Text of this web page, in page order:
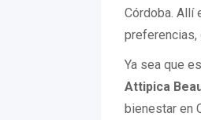
Córdoba. Allí
preferencias,
Ya sea que
Attipica
bienestar en